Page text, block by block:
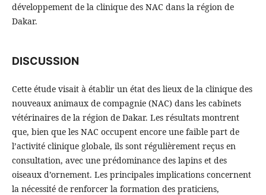
développement de la clinique des NAC dans la région de
Dakar.
DISCUSSION
Cette étude visait à établir un état des lieux de la clinique des
nouveaux animaux de compagnie (NAC) dans les cabinets
vétérinaires de la région de Dakar. Les résultats montrent
que, bien que les NAC occupent encore une faible part de
l’activité clinique globale, ils sont régulièrement reçus en
consultation, avec une prédominance des lapins et des
oiseaux d’ornement. Les principales implications concernent
la nécessité de renforcer la formation des praticiens,